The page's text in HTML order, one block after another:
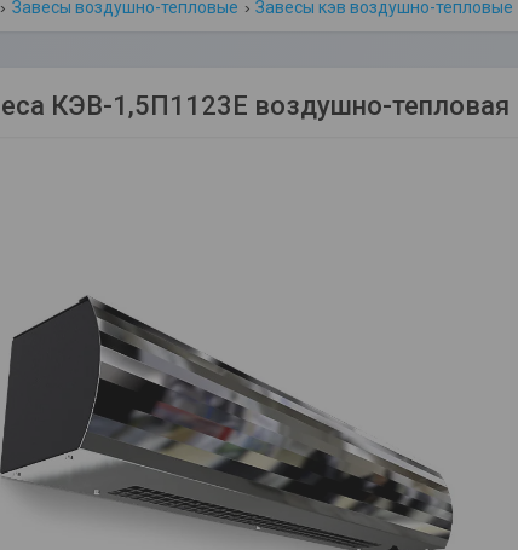
Завесы воздушно-тепловые Завесы кэв воздушно-тепловые
КЭВ-1,5П1123Е воздушно-тепловая